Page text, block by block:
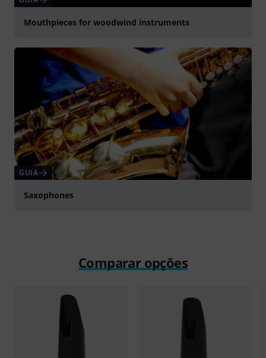
Mouthpieces for woodwind instruments
GUIA
Saxophones
Comparar opções